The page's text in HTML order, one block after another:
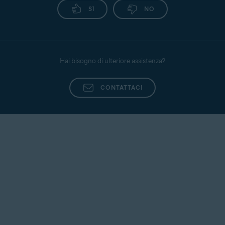
SÌ NO
Hai bisogno di ulteriore assistenza?
CONTATTACI